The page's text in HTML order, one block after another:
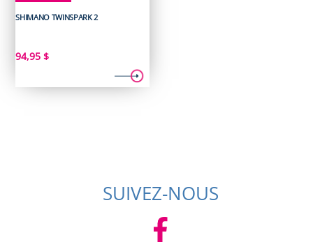
SHIMANO TWINSPARK 2
94,95$
SUIVEZ-NOUS